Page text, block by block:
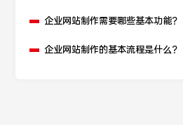
企业网站制作需要哪些基本功能？
企业网站制作的基本流程是什么？